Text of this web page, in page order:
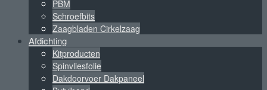
PBM
Schroefbits
Zaagbladen Cirkelzaag
Afdichting
Kitproducten
Spinvliesfolie
Dakdoorvoer Dakpaneel